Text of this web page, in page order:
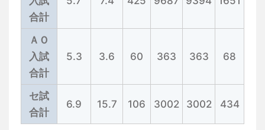
合計
ＡＯ
入試
合計
5.3 3.6 60 363 363 68
セ試
合計
6.9 15.7 106 3002 3002 434